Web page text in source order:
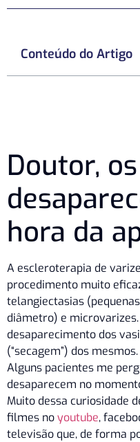
Conteúdo do Artigo
Doutor,
hora da
A escleroterapia de
procedimento muito
telangiectasias
diâmetro) e
desaparecimento dos
(“secagem”) dos mesmos.
Alguns pacientes me
desaparecem no
Muito dessa curiosidade
filmes noyoutube,
televisão que, de forma